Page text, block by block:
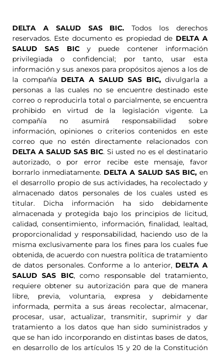
DELTA A SALUD SAS BIC. Todos los derechos
reservados. Este documento es propiedad de DELTA A
SALUD SAS BICy puede contener información
privilegiada o confidencial; por tanto, usar esta
información y sus anexos para propósitos ajenos a los de
la compañía DELTA A SALUD SAS BIC,divulgarla a
personas a las cuales no se encuentre destinado este
correo o reproducirla total o parcialmente, se encuentra
prohibido en virtud de la legislación vigente. La
compañía no asumirá responsabilidad sobre
información, opiniones o criterios contenidos en este
correo que no estén directamente relacionados con
DELTA A SALUD SAS BIC. Si usted no es el destinatario
autorizado, o por error recibe este mensaje, favor
borrarlo inmediatamente. DELTA A SALUD SAS BIC,en
el desarrollo propio de sus actividades, ha recolectado y
almacenado datos personales de los cuales usted es
titular. Dicha información ha sido debidamente
almacenada y protegida bajo los principios de licitud,
calidad, consentimiento, información, finalidad, lealtad,
proporcionalidad y responsabilidad, haciendo uso de la
misma exclusivamente para los fines para los cuales fue
obtenida, de acuerdo con nuestra política de tratamiento
de datos personales. Conforme a lo anterior, DELTA A
SALUD SAS BIC, como responsable del tratamiento,
requiere obtener su autorización para que de manera
libre, previa, voluntaria, expresa y debidamente
informada, permita a sus áreas recolectar, almacenar,
procesar, usar, actualizar, transmitir, suprimir y dar
tratamiento a los datos que han sido suministrados y
que se han ido incorporando en distintas bases de datos,
en desarrollo de los artículos 15 y 20 de la Constitución